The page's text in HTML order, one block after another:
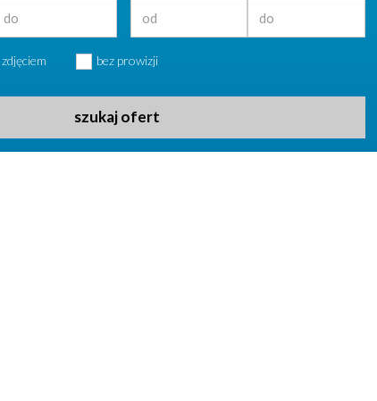
bez prowizji
szukaj ofert